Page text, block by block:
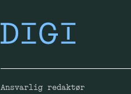
Ansvarlig redaktør